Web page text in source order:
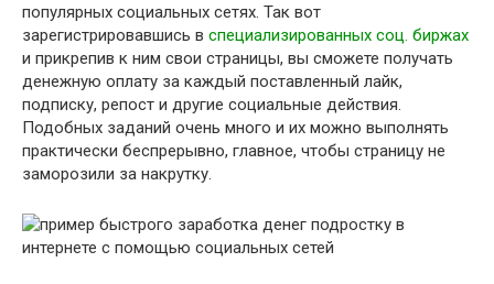
популярных социальных сетях. Так вот
зарегистрировавшись в специализированных соц. биржах
и прикрепив к ним свои страницы, вы сможете получать
денежную оплату за каждый поставленный лайк,
подписку, репост и другие социальные действия.
Подобных заданий очень много и их можно выполнять
практически беспрерывно, главное, чтобы страницу не
заморозили за накрутку.